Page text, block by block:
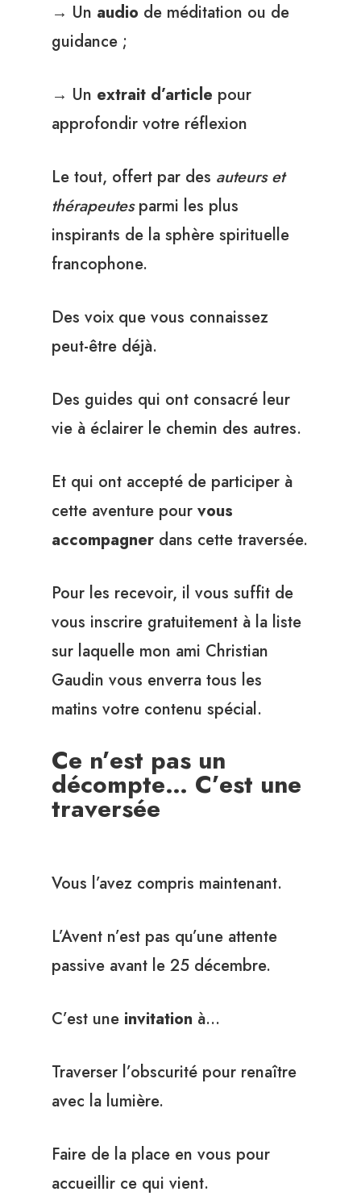
→ Un audio de méditation ou de
guidance ;
→ Un extrait d’article pour
approfondir votre réflexion
Le tout, offert par des auteurs et
thérapeutesparmi les plus
inspirants de la sphère spirituelle
francophone.
Des voix que vous connaissez
peut-être déjà.
Des guides qui ont consacré leur
vie à éclairer le chemin des autres.
Et qui ont accepté de participer à
cette aventure pour vous
accompagner dans cette traversée.
Pour les recevoir, il vous suffit de
vous inscrire gratuitement à la liste
sur laquelle mon ami Christian
Gaudin vous enverra tous les
matins votre contenu spécial.
Ce n’est pas un
décompte… C’est une
traversée
Vous l’avez compris maintenant.
L’Avent n’est pas qu’une attente
passive avant le 25 décembre.
C’est une invitation à…
Traverser l’obscurité pour renaître
avec la lumière.
Faire de la place en vous pour
accueillir ce qui vient.